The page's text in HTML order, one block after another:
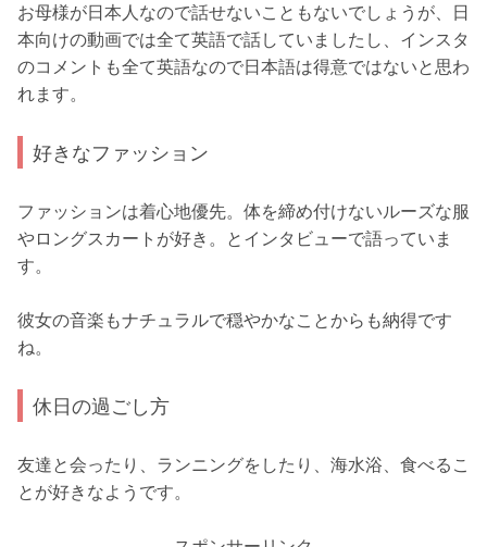
お母様が日本人なので話せないこともないでしょうが、日
本向けの動画では全て英語で話していましたし、インスタ
のコメントも全て英語なので日本語は得意ではないと思わ
れます。
好きなファッション
ファッションは着心地優先。体を締め付けないルーズな服
やロングスカートが好き。とインタビューで語っていま
す。
彼女の音楽もナチュラルで穏やかなことからも納得です
ね。
休日の過ごし方
友達と会ったり、ランニングをしたり、海水浴、食べるこ
とが好きなようです。